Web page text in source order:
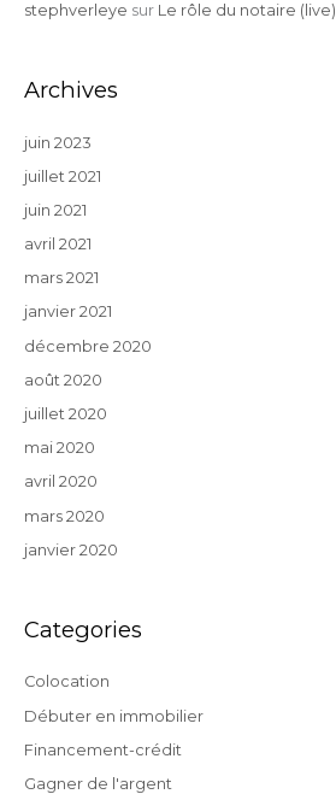
stephverleye sur Le rôle du notaire (live)
Archives
juin 2023
juillet 2021
juin 2021
avril 2021
mars 2021
janvier 2021
décembre 2020
août 2020
juillet 2020
mai 2020
avril 2020
mars 2020
janvier 2020
Categories
Colocation
Débuter en immobilier
Financement-crédit
Gagner de l'argent